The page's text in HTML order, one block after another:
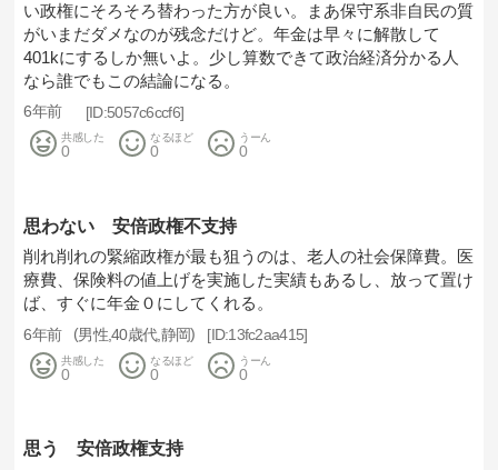
い政権にそろそろ替わった方が良い。まあ保守系非自民の質
がいまだダメなのが残念だけど。年金は早々に解散して
401kにするしか無いよ。少し算数できて政治経済分かる人
なら誰でもこの結論になる。
6年前 5057c6ccf6
共感した
0
なるほど
0
うーん
0
思わない 安倍政権不支持
削れ削れの緊縮政権が最も狙うのは、老人の社会保障費。医
療費、保険料の値上げを実施した実績もあるし、放って置け
ば、すぐに年金０にしてくれる。
6年前 男性 40歳代 静岡 13fc2aa415
共感した
0
なるほど
0
うーん
0
思う 安倍政権支持